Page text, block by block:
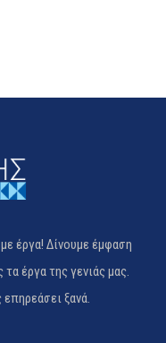
έργα! Δίνουμε έμφαση
έργα της γενιάς μας.
ξανά.